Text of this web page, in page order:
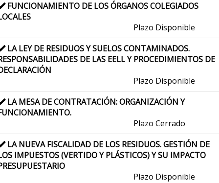
FUNCIONAMIENTO DE LOS ÓRGANOS COLEGIADOS
Plazo Disponible
LA LEY DE RESIDUOS Y SUELOS CONTAMINADOS.
DE LAS EELL Y PROCEDIMIENTOS DE
Plazo Disponible
LA MESA DE CONTRATACIÓN: ORGANIZACIÓN Y
Plazo Cerrado
LA NUEVA FISCALIDAD DE LOS RESIDUOS. GESTIÓN DE
IMPUESTOS (VERTIDO Y PLÁSTICOS) Y SU IMPACTO
Plazo Disponible